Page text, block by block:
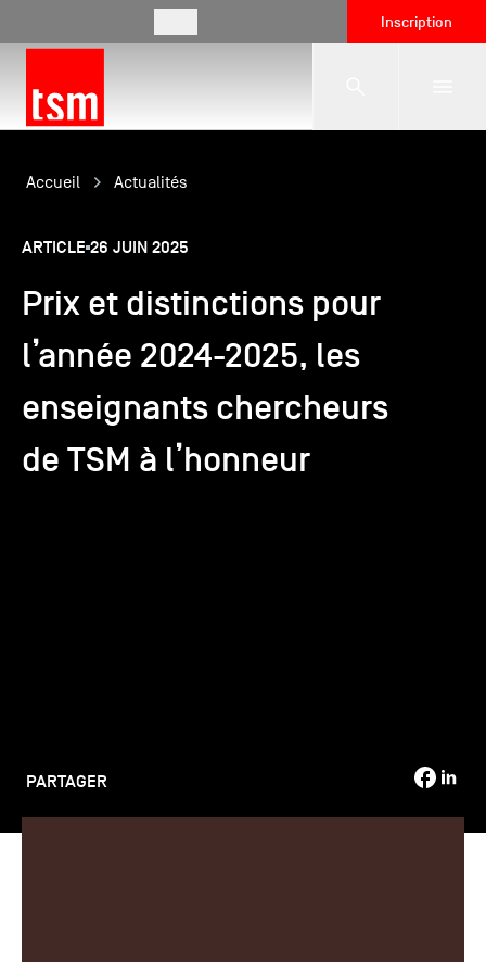
Inscription
L'école
Formations
Vie étudiante
Entreprises
PARTAGER
Accueil Actualités
ARTICLE 26 JUIN 2025
Prix et distinctions pour
l’année 2024-2025, les
enseignants chercheurs
de TSM à l’honneur